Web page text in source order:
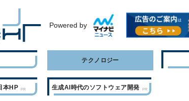
Powered by
テクノロジー
本HP 生成AI時代のソフトウェア開発